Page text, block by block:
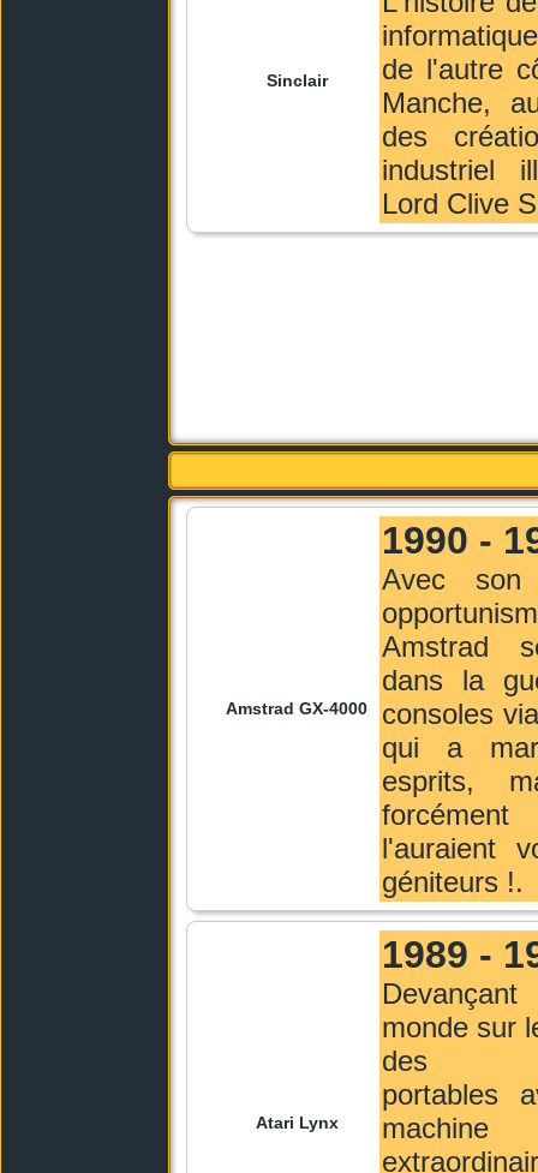
Sinclair
de l'autre
Manche,
des
industriel
Lord Clive
Amstrad GX-4000
1990 -
Avec son
Amstrad
dans la
consoles
qui a
esprits,
l'auraient
géniteurs !.
Atari Lynx
1989 -
monde sur
des
portables
machine